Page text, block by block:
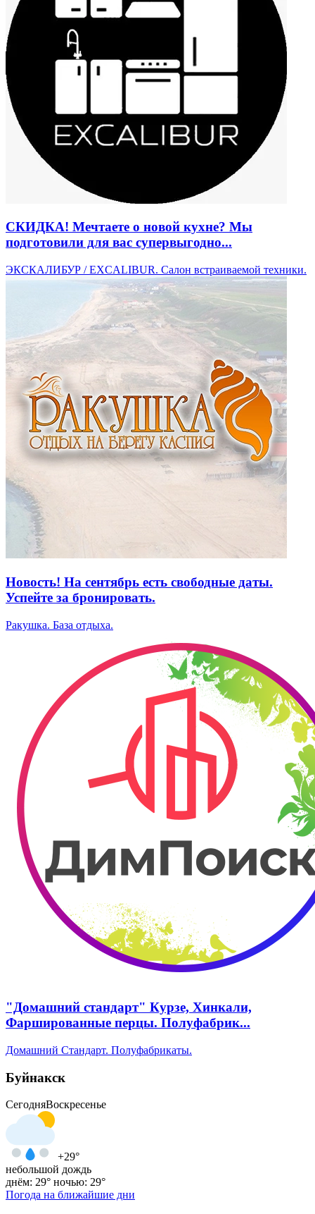
СКИДКА! Мечтаете о новой кухне? Мы
подготовили для вас супервыгодно...
ЭКСКАЛИБУР / EXCALIBUR. ​Салон встраиваемой техники.
Новость! На сентябрь есть свободные даты.
Успейте за бронировать.
Ракушка. База отдыха.
"Домашний стандарт" Курзе, Хинкали,
Фаршированные перцы. Полуфабрик...
Домашний Стандарт. Полуфабрикаты.
Буйнакск
СегодняВоскресенье
+29°
небольшой дождь
днём: 29° ночью: 29°
Погода на ближайшие дни